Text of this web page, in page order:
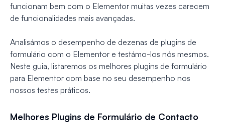
funcionam bem com o Elementor muitas vezes carecem
de funcionalidades mais avançadas.
Analisámos o desempenho de dezenas de plugins de
formulário com o Elementor e testámo-los nós mesmos.
Neste guia, listaremos os melhores plugins de formulário
para Elementor com base no seu desempenho nos
nossos testes práticos.
Melhores Plugins de Formulário de Contacto